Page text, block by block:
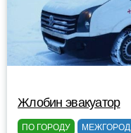
Жлобин эвакуатор
ПО ГОРОДУ МЕЖГОРОД